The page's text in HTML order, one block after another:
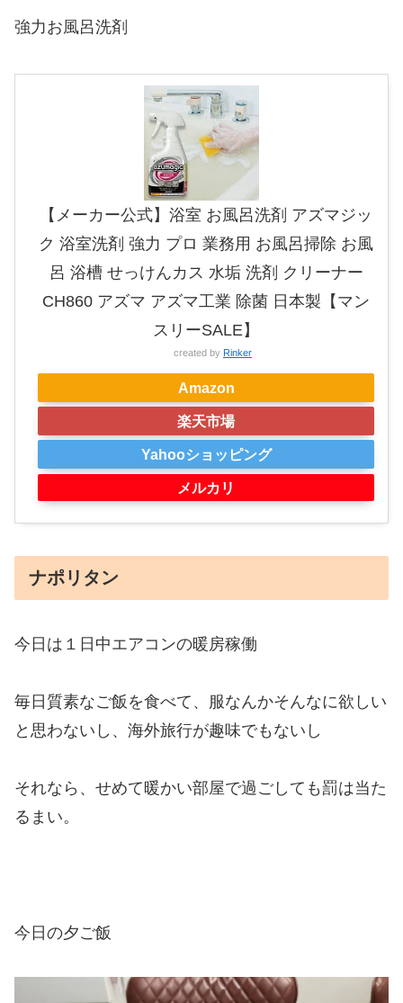
強力お風呂洗剤
【メーカー公式】浴室 お風呂洗剤 アズマジッ
ク 浴室洗剤 強力 プロ 業務用 お風呂掃除 お風
呂 浴槽 せっけんカス 水垢 洗剤 クリーナー
CH860 アズマ アズマ工業 除菌 日本製【マン
スリーSALE】
created by Rinker
Amazon
楽天市場
Yahooショッピング
メルカリ
ナポリタン
今日は１日中エアコンの暖房稼働
毎日質素なご飯を食べて、服なんかそんなに欲しい
と思わないし、海外旅行が趣味でもないし
それなら、せめて暖かい部屋で過ごしても罰は当た
るまい。
今日の夕ご飯